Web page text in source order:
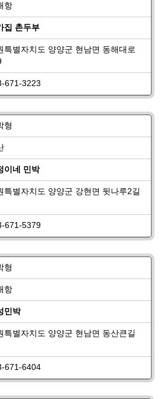
항
집 촌두부
특별자치도 양양군 현남면 동해대로
671-3223
형
이네 민박
특별자치도 양양군 강현면 뒷나루2길
671-5379
형
항
민박
특별자치도 양양군 현남면 동산큰길
671-6404